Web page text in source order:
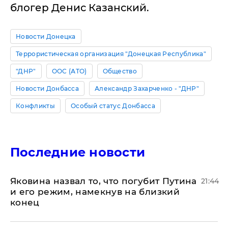
блогер Денис Казанский.
Новости Донецка
Террористическая организация "Донецкая Республика"
"ДНР" ООС (АТО) Общество
Новости Донбасса Александр Захарченко - "ДНР"
Конфликты Особый статус Донбасса
Последние новости
Яковина назвал то, что погубит Путина
и его режим, намекнув на близкий
конец
21:44